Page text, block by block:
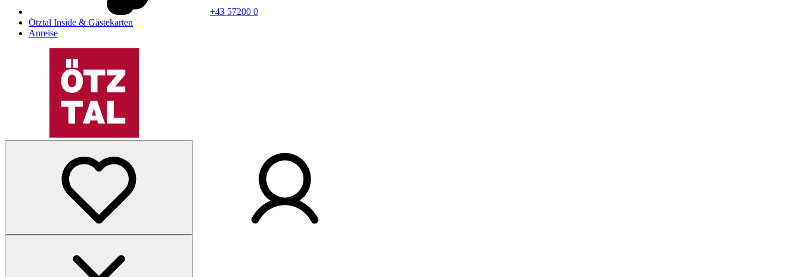
+43 57200 0
Ötztal Inside & Gästekarten
Anreise